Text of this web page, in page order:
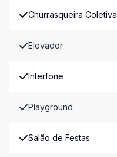
Churrasqueira Coletiva
Elevador
Interfone
Playground
Salão de Festas